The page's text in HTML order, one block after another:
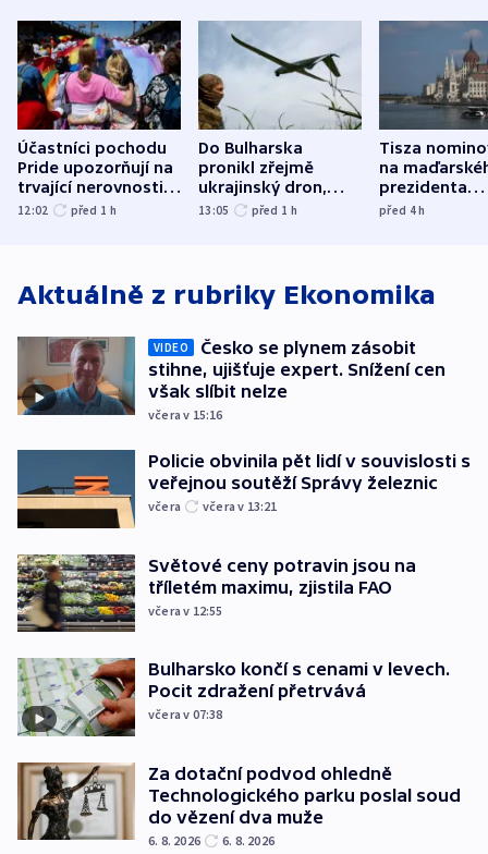
Účastníci pochodu
Pride upozorňují na
trvající nerovnosti i
společenskou
12:02 před 1 h
Do Bulharska
pronikl zřejmě
ukrajinský dron,
explodoval kilometr
13:05 před 1 h
Tisza
na
prezidenta
bývalého
před 4h
Aktuálně z rubriky Ekonomika
VIDEO
Česko se plynem zásobit
stihne, ujišťuje expert. Snížení cen
však slíbit nelze
včera v 15:16
Policie obvinila pět lidí v souvislosti s
veřejnou soutěží Správy železnic
včera včera v 13:21
Světové ceny potravin jsou na
tříletém maximu, zjistila FAO
včera v 12:55
Bulharsko končí s cenami v levech.
Pocit zdražení přetrvává
včera v 07:38
Za dotační podvod ohledně
Technologického parku poslal soud
do vězení dva muže
6. 8. 2026 6. 8. 2026